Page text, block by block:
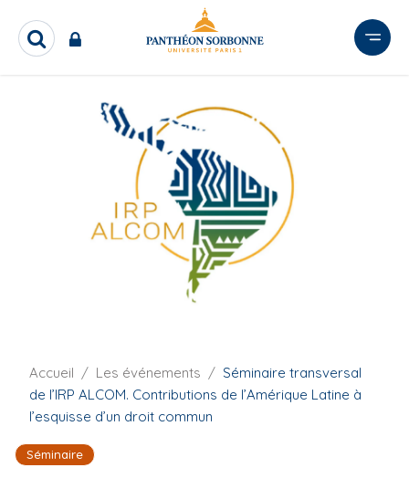
R
F
d
A
Accueil Les événements
Séminaire transversal
de l’IRP ALCOM. Contributions de l’Amérique Latine à
l’esquisse d’un droit commun
Séminaire